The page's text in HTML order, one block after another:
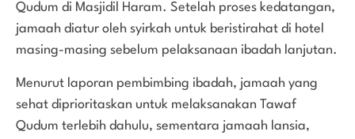
Qudum di Masjidil Haram. Setelah proses kedatangan,
jamaah diatur oleh syirkah untuk beristirahat di hotel
masing-masing sebelum pelaksanaan ibadah lanjutan.
Menurut laporan pembimbing ibadah, jamaah yang
sehat diprioritaskan untuk melaksanakan Tawaf
Qudum terlebih dahulu, sementara jamaah lansia,